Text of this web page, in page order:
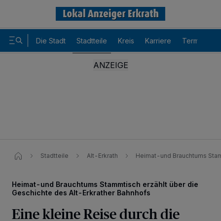
Die Stadt Stadtteile Kreis Karriere Termine
Stadtteile Alt-Erkrath Heimat-und Brauchtums
Heimat-und Brauchtums Stammtisch erzählt über die
Geschichte des Alt-Erkrather Bahnhofs
Eine kleine Reise durch die